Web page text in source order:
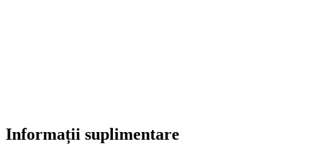
Informații suplimentare